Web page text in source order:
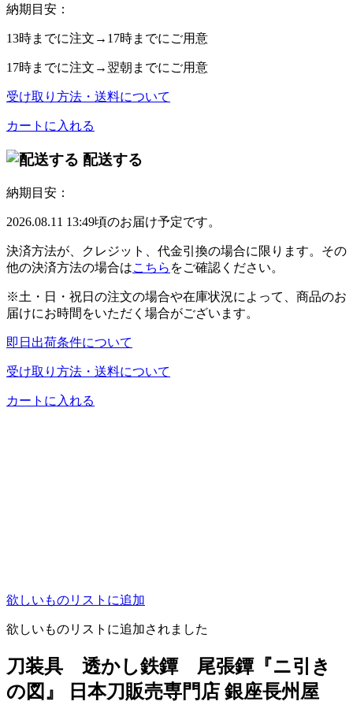
納期目安：
13時までに注文→ 17時までにご用意
17時までに注文→ 翌朝 までにご用意
受け取り方法・送料について
カートに入れる
配送する
納期目安：
2026.08.11 13:49頃のお届け予定です。
決済方法が、クレジット、代金引換の場合に限ります。その
他の決済方法の場合はこちら をご確認ください。
※土・日・祝日の注文の場合や在庫状況によって、商品のお
届けにお時間をいただく場合がございます。
即日出荷条件について
受け取り方法・送料について
カートに入れる
欲しいものリストに追加
欲しいものリストに追加されました
刀装具 透かし鉄鐔 尾張鐔『ニ引き
の図』 日本刀販売専門店 銀座長州屋